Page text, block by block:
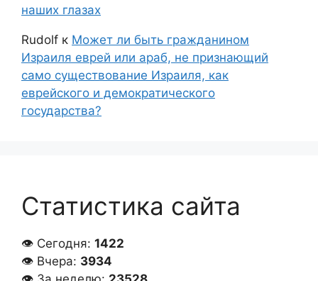
наших глазах
Rudolf к Может ли быть гражданином
Израиля еврей или араб, не признающий
само существование Израиля, как
еврейского и демократического
государства?
Статистика сайта
👁 Сегодня: 1422
👁 Вчера: 3934